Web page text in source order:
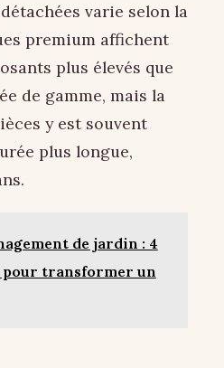
varie selon la
premium affichent
plus élevés que
de gamme, mais la
y est souvent
plus longue,
de jardin : 4
pour transformer un